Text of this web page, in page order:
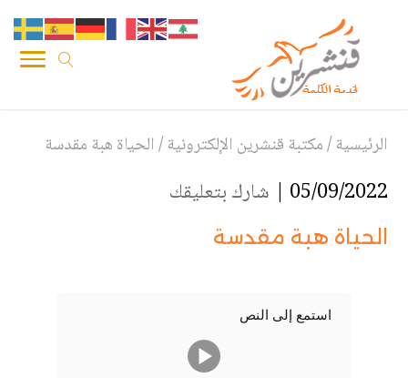
الرئيسية/مكتبة قنشرين الإلكترونية/الحياة هبة مقدسة
05/09/2022 | شارك بتعليقك
الحياة هبة مقدسة
استمع إلى النص